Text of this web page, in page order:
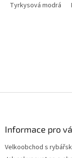
Tyrkysová modrá
Informace pro
Velkoobchod s